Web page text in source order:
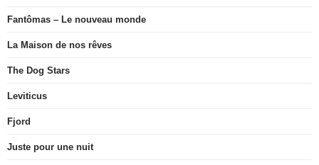
Fantômas – Le nouveau monde
La Maison de nos rêves
The Dog Stars
Leviticus
Fjord
Juste pour une nuit